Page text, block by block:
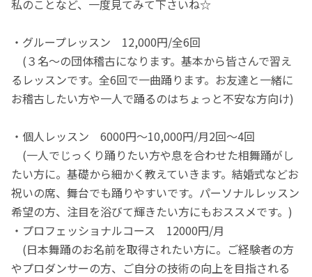
私のことなど、一度見てみて下さいね☆
・グループレッスン 12,000円/全6回
(３名～の団体稽古になります。基本から皆さんで習え
るレッスンです。全6回で一曲踊ります。お友達と一緒に
お稽古したい方や一人で踊るのはちょっと不安な方向け)
・個人レッスン 6000円～10,000円/月2回〜4回
(一人でじっくり踊りたい方や息を合わせた相舞踊がし
たい方に。基礎から細かく教えていきます。結婚式などお
祝いの席、舞台でも踊りやすいです。パーソナルレッスン
希望の方、注目を浴びて輝きたい方にもおススメです。)
・プロフェッショナルコース 12000円/月
(日本舞踊のお名前を取得されたい方に。ご経験者の方
やプロダンサーの方、ご自分の技術の向上を目指される